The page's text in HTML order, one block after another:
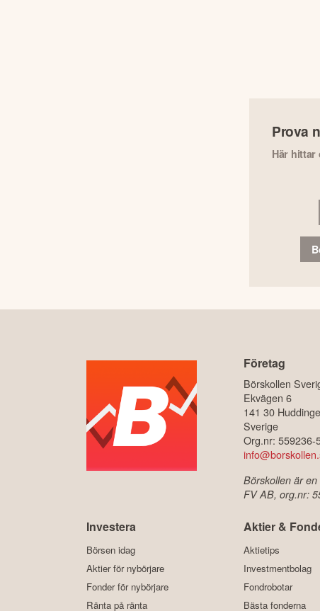
Prova
Här hittar
Företag
Börskollen
Ekvägen 6
141 30 Huddinge
Sverige
Org.nr: 559236-
Börskollen är
FV AB, org.nr:
Investera
Börsen idag
Aktier för nybörjare
Fonder för nybörjare
Ränta på ränta
Aktier &
Aktietips
Investmentbolag
Fondrobotar
Bästa fonderna